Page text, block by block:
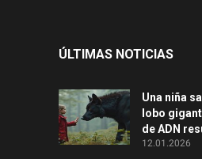
ÚLTIMAS NOTICIAS
Una niña
lobo
de ADN
12.01.2026